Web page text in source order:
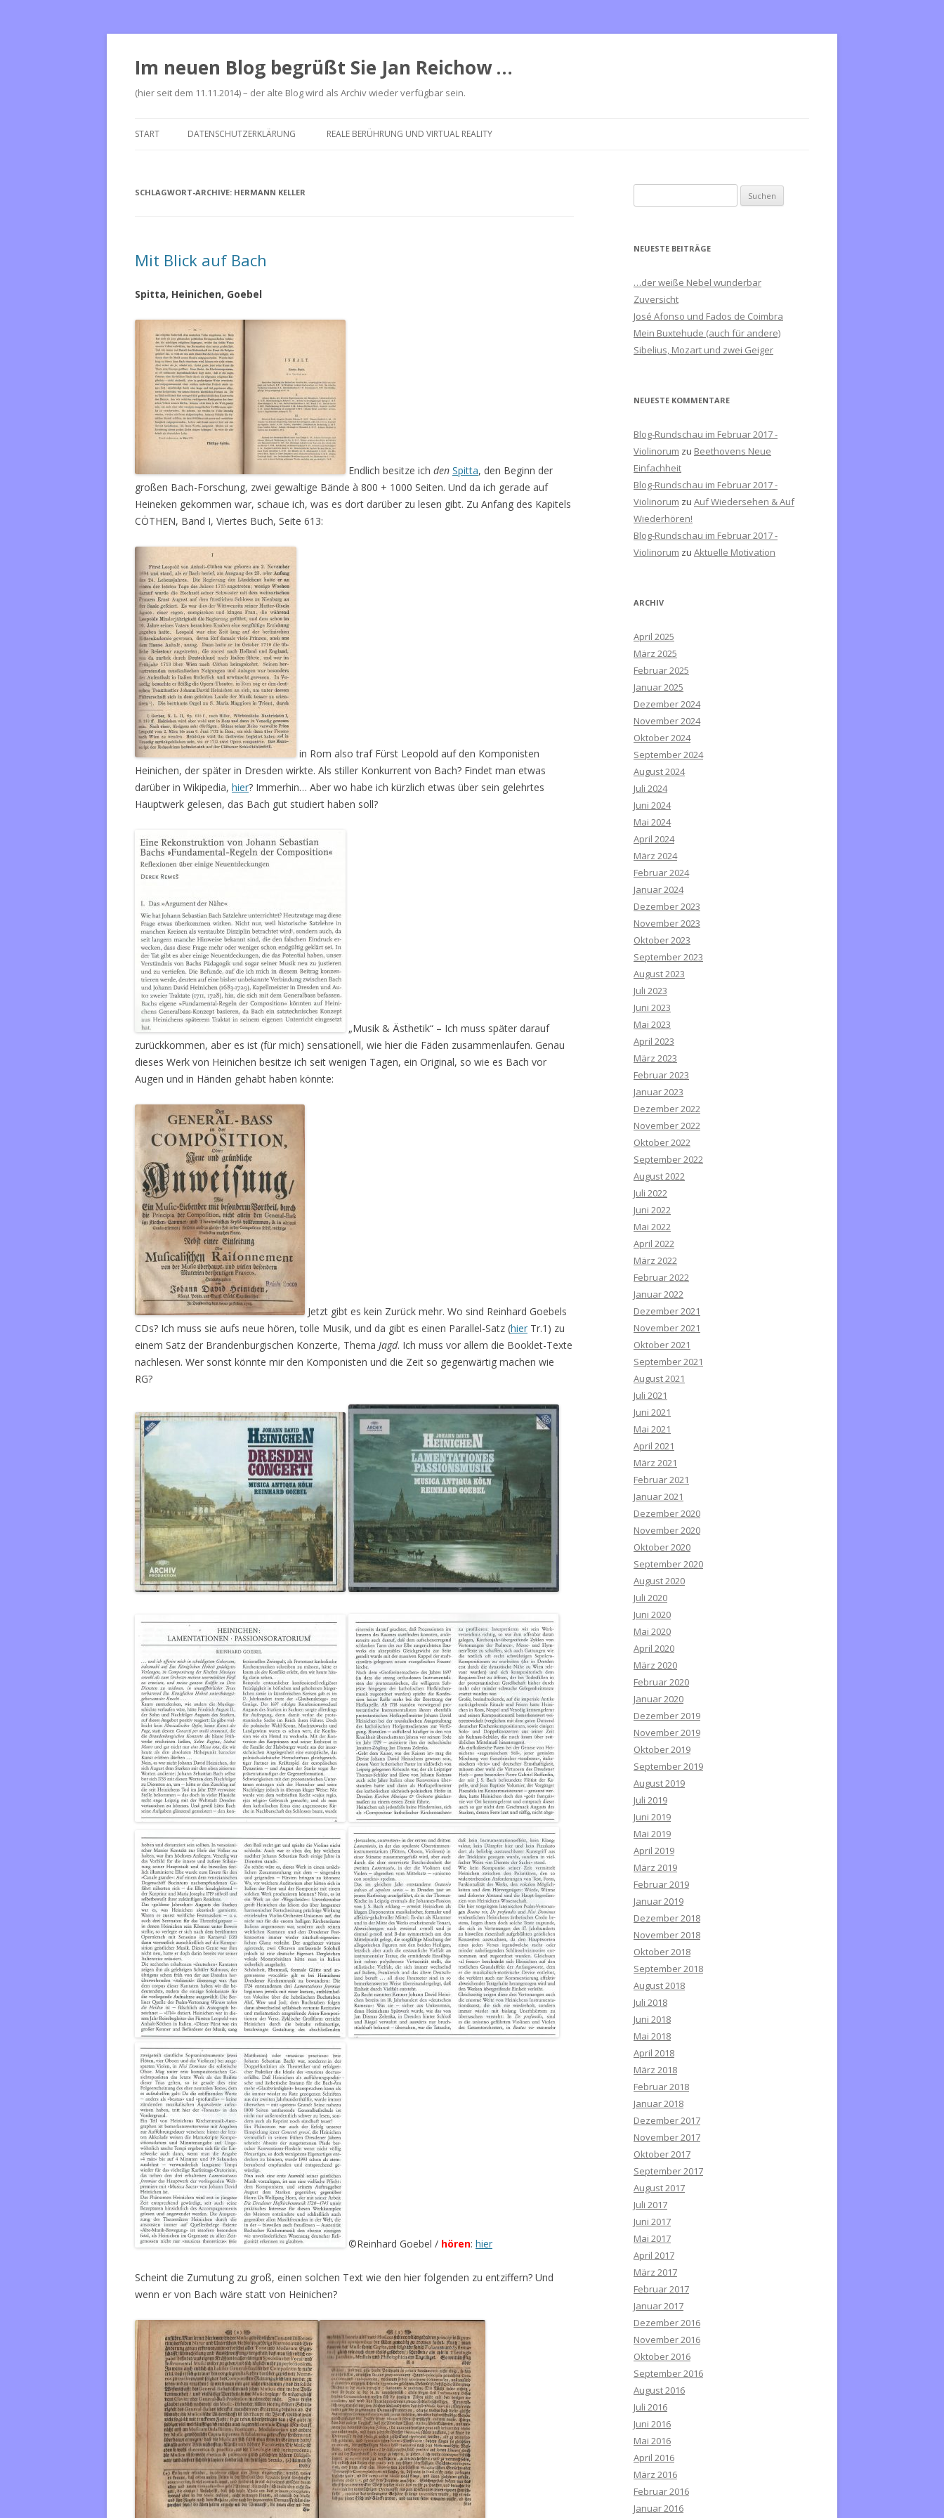
Im neuen Blog begrüßt Sie Jan Reichow …
(hier seit dem 11.11.2014) – der alte Blog wird als Archiv wieder verfügbar sein.
Inhalt
START DATENSCHUTZERKLÄRUNG REALE BERÜHRUNG UND VIRTUAL REALITY
SCHLAGWORT-ARCHIVE: HERMANN KELLER
Mit Blick auf Bach
Spitta, Heinichen, Goebel
Endlich besitze ich den Spitta, den Beginn der
großen Bach-Forschung, zwei gewaltige Bände à 800 + 1000 Seiten. Und da ich gerade auf
Heineken gekommen war, schaue ich, was es dort darüber zu lesen gibt. Zu Anfang des Kapitels
CÖTHEN, Band I, Viertes Buch, Seite 613:
in Rom also traf Fürst Leopold auf den Komponisten
Heinichen, der später in Dresden wirkte. Als stiller Konkurrent von Bach? Findet man etwas
darüber in Wikipedia, hier? Immerhin… Aber wo habe ich kürzlich etwas über sein gelehrtes
Hauptwerk gelesen, das Bach gut studiert haben soll?
„Musik & Ästhetik“ – Ich muss später darauf
zurückkommen, aber es ist (für mich) sensationell, wie hier die Fäden zusammenlaufen. Genau
dieses Werk von Heinichen besitze ich seit wenigen Tagen, ein Original, so wie es Bach vor
Augen und in Händen gehabt haben könnte:
Jetzt gibt es kein Zurück mehr. Wo sind Reinhard Goebels
CDs? Ich muss sie aufs neue hören, tolle Musik, und da gibt es einen Parallel-Satz (hier Tr.1) zu
einem Satz der Brandenburgischen Konzerte, Thema Jagd. Ich muss vor allem die Booklet-Texte
nachlesen. Wer sonst könnte mir den Komponisten und die Zeit so gegenwärtig machen wie
RG?
©Reinhard Goebel / hören: hier
Scheint die Zumutung zu groß, einen solchen Text wie den hier folgenden zu entziffern? Und
wenn er von Bach wäre statt von Heinichen?
u
h
n
a
c
h
NEUESTE BEITRÄGE
…der weiße Nebel wunderbar
Zuversicht
José Afonso und Fados de Coimbra
Mein Buxtehude (auch für andere)
Sibelius, Mozart und zwei Geiger
NEUESTE KOMMENTARE
Blog-Rundschau im Februar 2017 -
Violinorum zu Beethovens Neue
Einfachheit
Blog-Rundschau im Februar 2017 -
Violinorum zu Auf Wiedersehen & Auf
Wiederhören!
Blog-Rundschau im Februar 2017 -
Violinorum zu Aktuelle Motivation
ARCHIV
April 2025
März 2025
Februar 2025
Januar 2025
Dezember 2024
November 2024
Oktober 2024
September 2024
August 2024
Juli 2024
Juni 2024
Mai 2024
April 2024
März 2024
Februar 2024
Januar 2024
Dezember 2023
November 2023
Oktober 2023
September 2023
August 2023
Juli 2023
Juni 2023
Mai 2023
April 2023
März 2023
Februar 2023
Januar 2023
Dezember 2022
November 2022
Oktober 2022
September 2022
August 2022
Juli 2022
Juni 2022
Mai 2022
April 2022
März 2022
Februar 2022
Januar 2022
Dezember 2021
November 2021
Oktober 2021
September 2021
August 2021
Juli 2021
Juni 2021
Mai 2021
April 2021
März 2021
Februar 2021
Januar 2021
Dezember 2020
November 2020
Oktober 2020
September 2020
August 2020
Juli 2020
Juni 2020
Mai 2020
April 2020
März 2020
Februar 2020
Januar 2020
Dezember 2019
November 2019
Oktober 2019
September 2019
August 2019
Juli 2019
Juni 2019
Mai 2019
April 2019
März 2019
Februar 2019
Januar 2019
Dezember 2018
November 2018
Oktober 2018
September 2018
August 2018
Juli 2018
Juni 2018
Mai 2018
April 2018
März 2018
Februar 2018
Januar 2018
Dezember 2017
November 2017
Oktober 2017
September 2017
August 2017
Juli 2017
Juni 2017
Mai 2017
April 2017
März 2017
Februar 2017
Januar 2017
Dezember 2016
November 2016
Oktober 2016
September 2016
August 2016
Juli 2016
Juni 2016
Mai 2016
April 2016
März 2016
Februar 2016
Januar 2016